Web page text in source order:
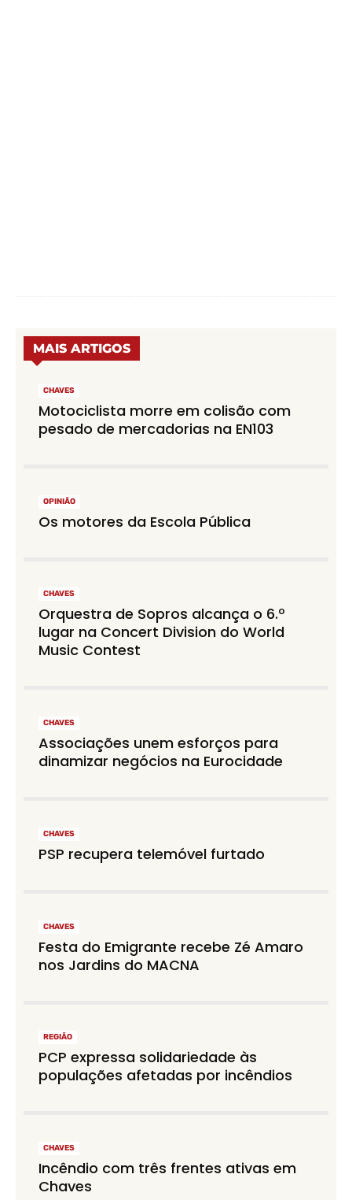
MAIS ARTIGOS
CHAVES
Motociclista morre em colisão com
pesado de mercadorias na EN103
OPINIÃO
Os motores da Escola Pública
CHAVES
Orquestra de Sopros alcança o 6.º
lugar na Concert Division do World
Music Contest
CHAVES
Associações unem esforços para
dinamizar negócios na Eurocidade
CHAVES
PSP recupera telemóvel furtado
CHAVES
Festa do Emigrante recebe Zé Amaro
nos Jardins do MACNA
REGIÃO
PCP expressa solidariedade às
populações afetadas por incêndios
CHAVES
Incêndio com três frentes ativas em
Chaves